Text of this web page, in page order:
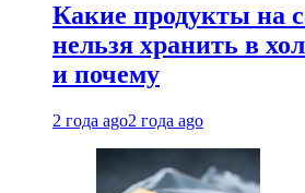
Какие продукты на
нельзя хранить в
и почему
2 года ago2 года ago